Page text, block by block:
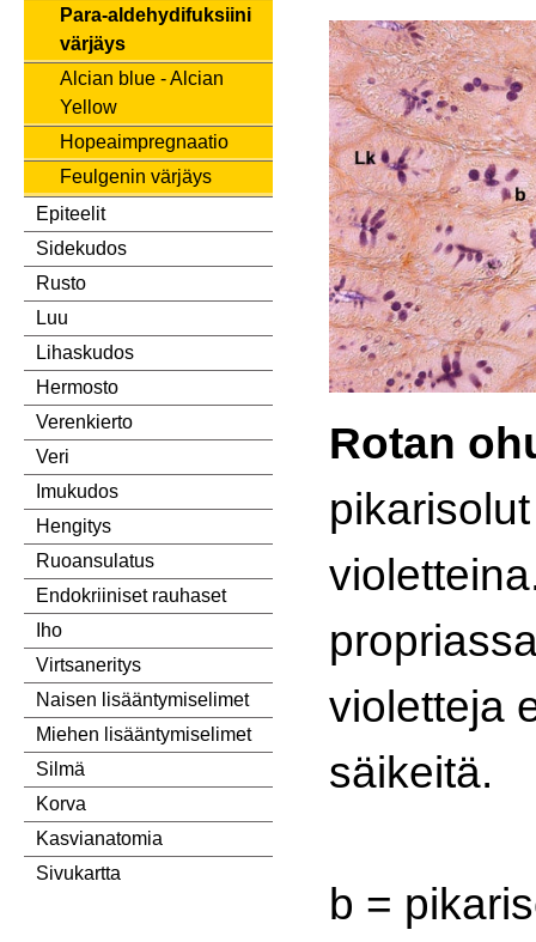
Para-aldehydifuksiini
värjäys
Alcian blue - Alcian
Yellow
Hopeaimpregnaatio
Feulgenin värjäys
Epiteelit
Sidekudos
Rusto
Luu
Lihaskudos
Hermosto
Verenkierto
Veri
Imukudos
Hengitys
Ruoansulatus
Endokriiniset rauhaset
Iho
Virtsaneritys
Naisen lisääntymiselimet
Miehen lisääntymiselimet
Silmä
Korva
Kasvianatomia
Sivukartta
Rotan
violetteja
säikeitä.
b =